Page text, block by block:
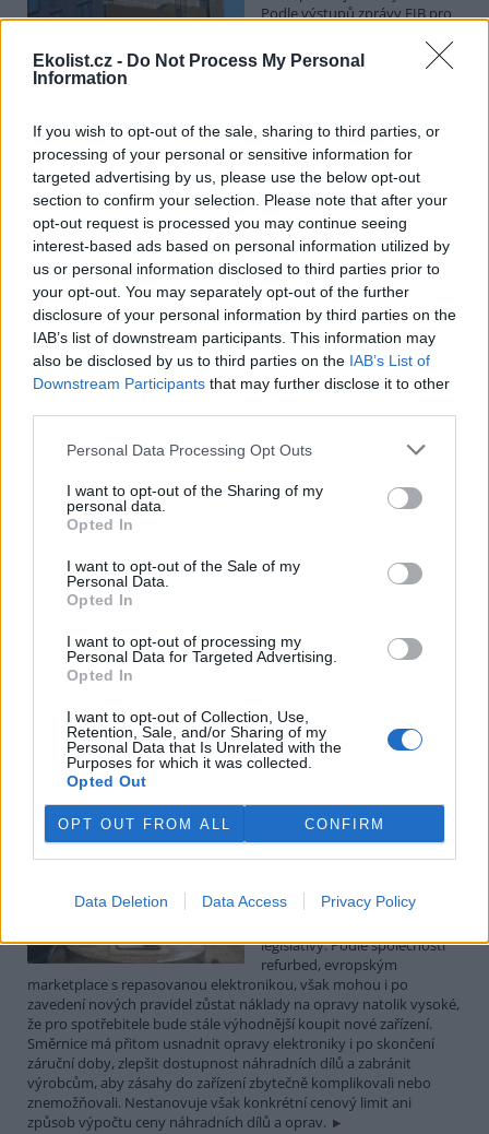
Ekolist.cz - Do Not Process My Personal
Information
If you wish to opt-out of the sale, sharing to third parties, or
processing of your personal or sensitive information for
targeted advertising by us, please use the below opt-out
section to confirm your selection. Please note that after your
opt-out request is processed you may continue seeing
interest-based ads based on personal information utilized by
us or personal information disclosed to third parties prior to
your opt-out. You may separately opt-out of the further
disclosure of your personal information by third parties on the
IAB’s list of downstream participants. This information may
also be disclosed by us to third parties on the IAB’s List of
Downstream Participants that may further disclose it to other
Personal Data Processing Opt Outs
I want to opt-out of the Sharing of my
personal data.
Opted In
I want to opt-out of the Sale of my
Personal Data.
Opted In
I want to opt-out of processing my
Personal Data for Targeted Advertising.
Opted In
I want to opt-out of Collection, Use,
Retention, Sale, and/or Sharing of my
Personal Data that Is Unrelated with the
Purposes for which it was collected.
Opted Out
OPT OUT FROM ALL CONFIRM
Data Deletion Data Access Privacy Policy
Podle výstupů zprávy EIB pro
se to týká přibližně 1,1 milionu lidí, tedy zhruba 40 % osob žijících v
nájmu. K řešení krize dostupnosti bydlení je kromě nové výstavby
centrech obcí, a zároveň snižovat jeho dlouhodobé provozní
náklady. Desetina českých domácností totiž vydává na bydlení více
než 40 % svých příjmů.
Greenpeace: Podpora moratoria na hlubokomořskou
těžbu vzrostla na 46 států. ČR mezi nimi zatím chybí
4.8.2026
Diskuse: 3
Přes víkend skončilo 31. Valné
shromáždění Mezinárodního
úřadu pro mořské dno (ISA),
kde měla své zastoupení i
Česká republika. Zasedání
skončilo zklamáním, protože se vládám členských států nepodařilo
nebudou tolerovány.
Luboš Pavlovič: Veřejnost může do poloviny srpna
připomínkovat plavební kanál u Přelouče
3.8.2026
Diskuse: 16
července 2026 zahájení
zjišťovacího řízení pro záměr
do Pardubic. Veřejnost může své vyjádření k vlivům této stavby na
životní prostředí poslat ministerstvu do 13. srpna 2026.
Kilian Kaminski: Evropa slibuje právo na opravu.
Budou ale opravy skutečně levnější?
1.8.2026
novou evropskou směrnici o
legislativy. Podle společnosti
refurbed, evropským
marketplace s repasovanou elektronikou, však mohou i po
zavedení nových pravidel zůstat náklady na opravy natolik vysoké,
že pro spotřebitele bude stále výhodnější koupit nové zařízení.
Směrnice má přitom usnadnit opravy elektroniky i po skončení
záruční doby, zlepšit dostupnost náhradních dílů a zabránit
výrobcům, aby zásahy do zařízení zbytečně komplikovali nebo
znemožňovali. Nestanovuje však konkrétní cenový limit ani
způsob výpočtu ceny náhradních dílů a oprav.